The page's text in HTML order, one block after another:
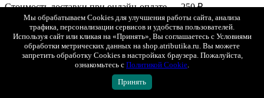
Стоимость доставки при онлайн-оплате — 250 ₽.
Стоимость доставки при оплате при получении — 500 ₽.
3. СДЭК (самовывоз из ПВЗ) с возможностью примерки.
Стоимость рассчитывается в корзине.
Оплата онлайн или при получении.
Доставка в регионы (по всей России)
1. СДЭК (ПВЗ или курьером) с возможностью примерки.
Мы обрабатываем Cookies для улучшения работы сайта, анализа
трафика, персонализации сервисов и удобства пользователей.
Используя сайт или кликая на «Принять», Вы соглашаетесь с Условиями
обработки метрических данных на shop.atributika.ru. Вы можете
запретить обработку Cookies в настройках браузера. Пожалуйста,
ознакомьтесь с Политикой Cookie.
Принять